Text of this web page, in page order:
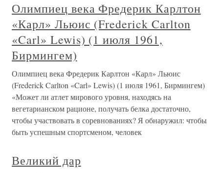
Олимпиец века Фредерик Карлтон
«Карл» Льюис (Frederick Carlton
«Carl» Lewis) (1 июля 1961,
Бирмингем)
Олимпиец века Фредерик Карлтон «Карл» Льюис
(Frederick Carlton «Carl» Lewis) (1 июля 1961, Бирмингем)
«Может ли атлет мирового уровня, находясь на
вегетарианском рационе, получать белка достаточно,
чтобы участвовать в соревнованиях? Я обнаружил: чтобы
быть успешным спортсменом, человек
Великий дар